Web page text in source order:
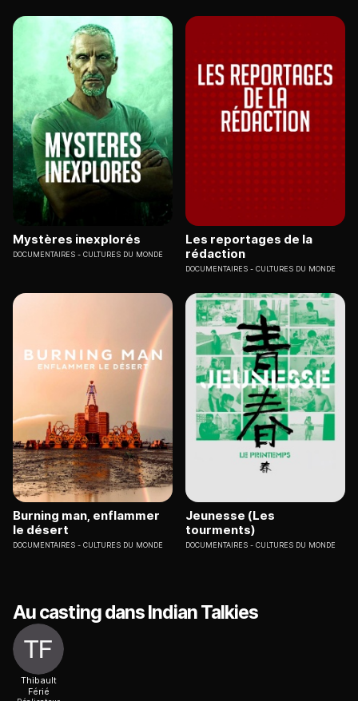
Mystères inexplorés
DOCUMENTAIRES CULTURES DU MONDE
Les reportages de la
rédaction
DOCUMENTAIRES CULTURES DU MONDE
Burning man, enflammer
le désert
DOCUMENTAIRES CULTURES DU MONDE
Jeunesse (Les
tourments)
DOCUMENTAIRES CULTURES DU MONDE
Au casting dans Indian Talkies
Thibault
Férié